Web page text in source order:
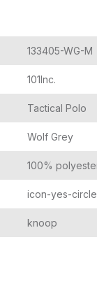
133405-WG-M
101Inc.
Tactical Polo
Wolf Grey
100%
icon-yes-
knoop